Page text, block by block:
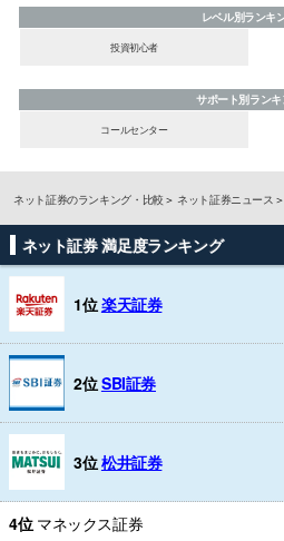
レベル別ランキ
投資初心者
サポート別ラン
コールセンター
ネット証券のランキング・比較 ネット証券ニュース
ネット証券 満足度ランキング
1位楽天証券
2位SBI証券
3位松井証券
4位 マネックス証券